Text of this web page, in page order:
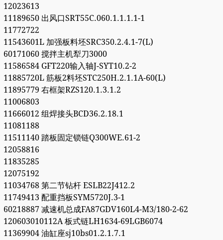
12023613
11189650 出风口SRT55C.060.1.1.1.1-1
11772722
11543601L 加强板料坯SRC350.2.4.1-7(L)
60171060 搅拌主机犁刀3000
11586584 GFT220输入轴J-SYT10.2-2
11885720L 筋板2料坯STC250H.2.1.1A-60(L)
11895779 右框架RZS120.1.3.1.2
11006803
11666012 组焊接头BCD36.2.18.1
11081188
11511140 踏板固定锁链Q300WE.61-2
12058816
11835285
12075192
11034768 第二节钻杆 ESLB22J412.2
11749413 配重挡板SYM5720J.3-1
60218887 减速机总成FA87GDV160L4-M3/180-2-62
120603010112A 板式链LH1634-69LGB6074
11369904 油缸座sj10bs01.2.1.7.1